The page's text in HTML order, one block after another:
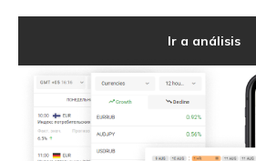
Ir a análisis